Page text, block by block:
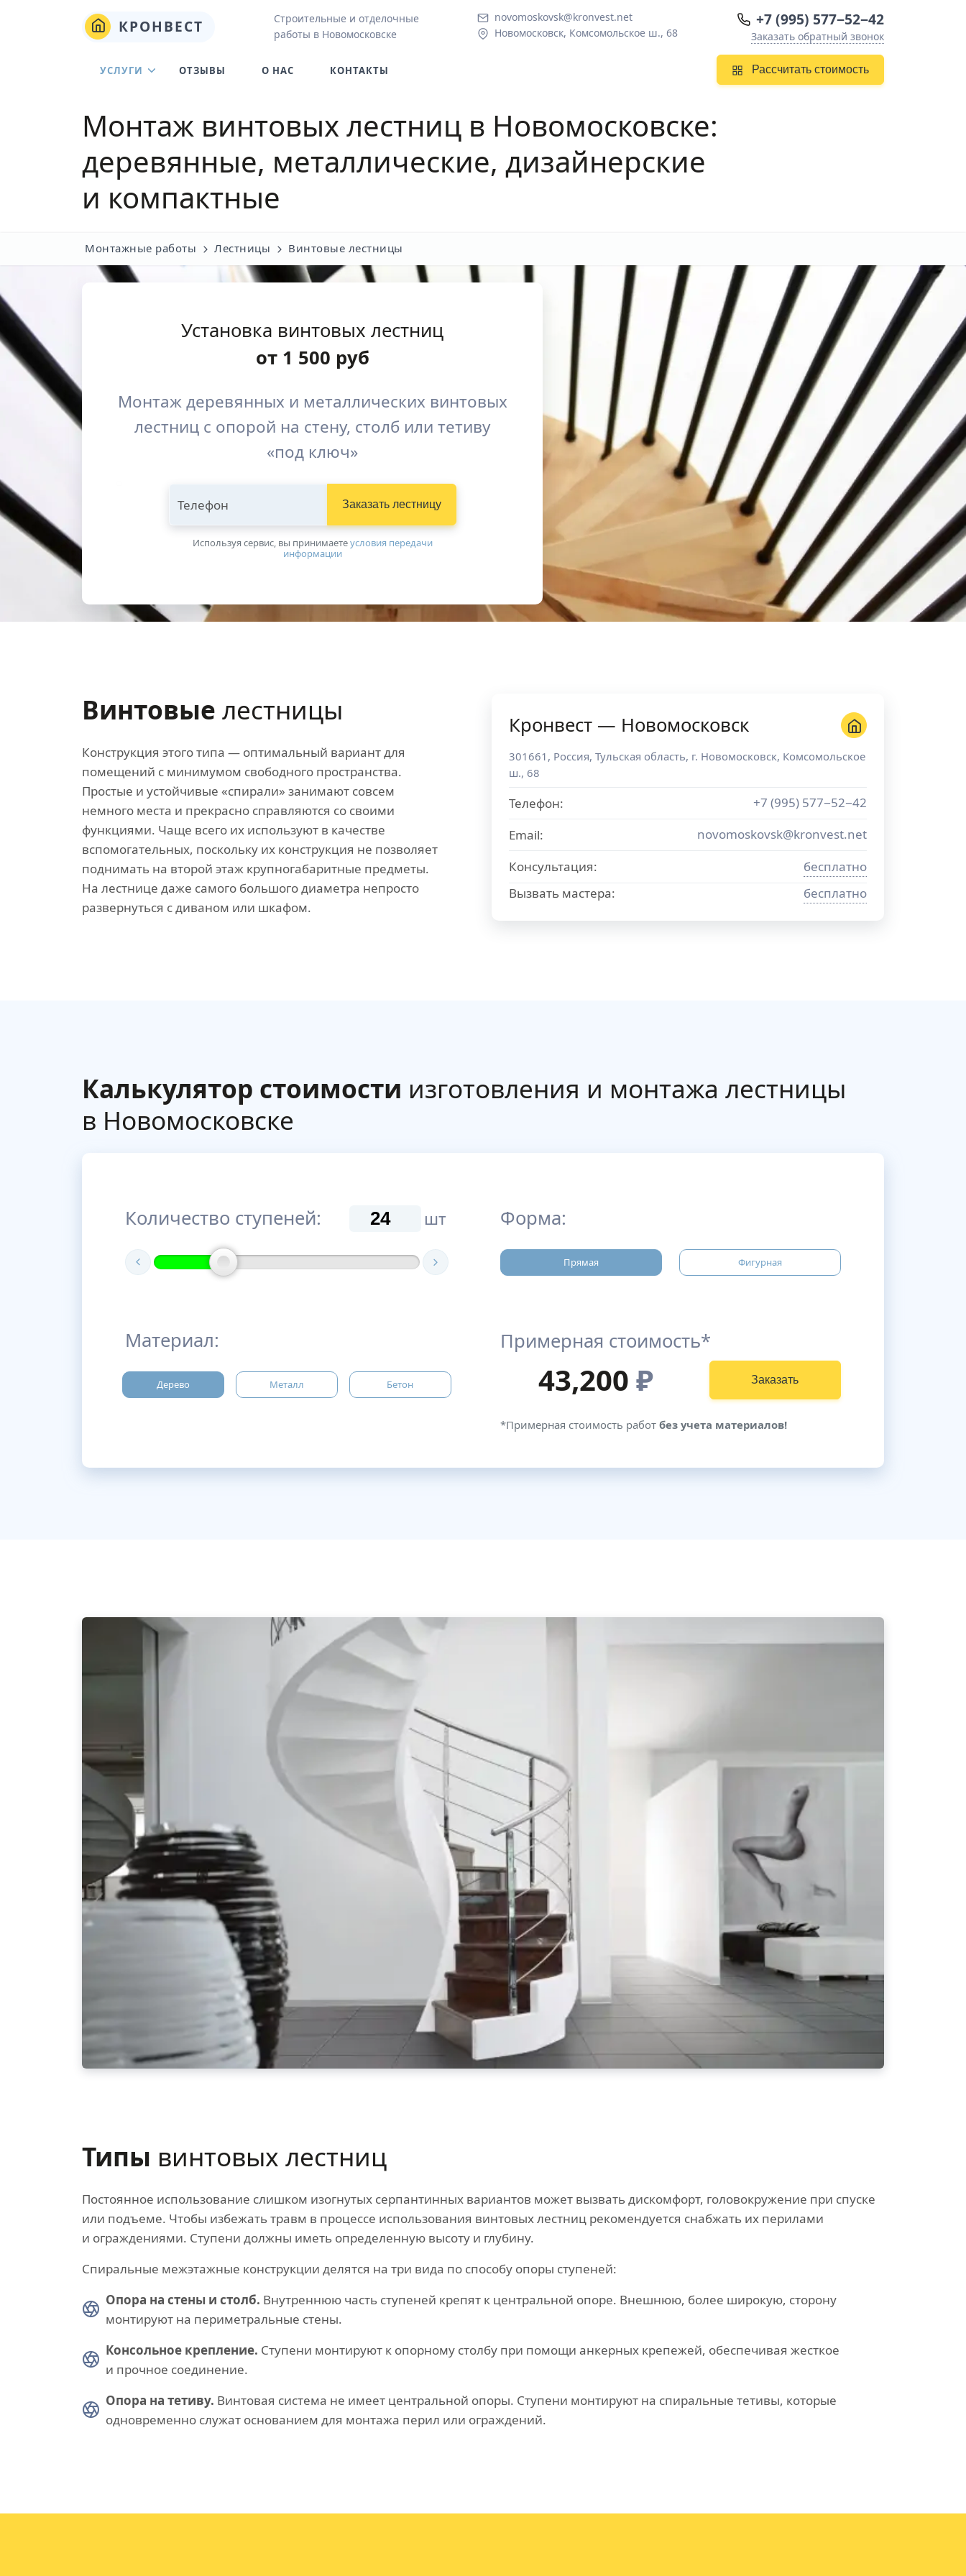
КРОНВЕСТ
Строительные и отделочные
работы в Новомосковске
novomoskovsk@kronvest.net
Новомосковск, Комсомольское ш., 68
+7 (995) 577−52−42
Заказать обратный звонок
Рассчитать стоимость
УСЛУГИ ОТЗЫВЫ О НАС КОНТАКТЫ
Монтаж винтовых лестниц в Новомосковске:
деревянные, металлические, дизайнерские
и компактные
Монтажные работы Лестницы Винтовые лестницы
Установка винтовых лестниц
от 1 500 руб
Монтаж деревянных и металлических винтовых
лестниц с опорой на стену, столб или тетиву
«под ключ»
Телефон Заказать лестницу
Используя сервис, вы принимаетeусловия передачи
информации
Винтовые лестницы
Конструкция этого типа — оптимальный вариант для
помещений с минимумом свободного пространства.
Простые и устойчивые «спирали» занимают совсем
немного места и прекрасно справляются со своими
функциями. Чаще всего их используют в качестве
вспомогательных, поскольку их конструкция не позволяет
поднимать на второй этаж крупногабаритные предметы.
На лестнице даже самого большого диаметра непросто
развернуться с диваном или шкафом.
Кронвест — Новомосковск
301661 , Россия, Тульская область, г. Новомосковск, Комсомольское
ш., 68
Телефон:
+7 (995) 577−52−42
Email:
novomoskovsk@kronvest.net
Консультация:
бесплатно
Вызвать мастера:
бесплатно
Калькулятор стоимости изготовления и монтажа лестницы
в Новомосковске
Количество ступеней: шт
Материал:
Дерево Металл Бетон
Форма:
Прямая Фигурная
Примерная стоимость*
43,200 ₽ Заказать
*Примерная стоимость работ без учета материалов!
Типы винтовых лестниц
Постоянное использование слишком изогнутых серпантинных вариантов может вызвать дискомфорт, головокружение при спуске
или подъеме. Чтобы избежать травм в процессе использования винтовых лестниц рекомендуется снабжать их перилами
и ограждениями. Ступени должны иметь определенную высоту и глубину.
Спиральные межэтажные конструкции делятся на три вида по способу опоры ступеней:
Опора на стены и столб. Внутреннюю часть ступеней крепят к центральной опоре. Внешнюю, более широкую, сторону
монтируют на периметральные стены.
Консольное крепление. Ступени монтируют к опорному столбу при помощи анкерных крепежей, обеспечивая жесткое
и прочное соединение.
Опора на тетиву. Винтовая система не имеет центральной опоры. Ступени монтируют на спиральные тетивы, которые
одновременно служат основанием для монтажа перил или ограждений.